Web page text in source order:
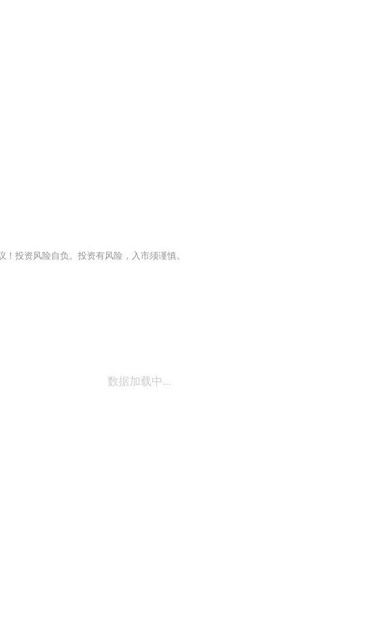
投资风险自负。投资有风险，入市须谨慎。
数据加载中...